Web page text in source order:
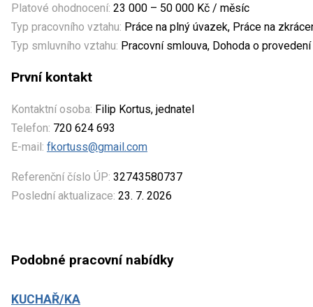
Platové ohodnocení: 23 000 – 50 000 Kč / měsíc
Typ pracovního vztahu: Práce na plný úvazek, Práce na
Typ smluvního vztahu: Pracovní smlouva, Dohoda o
První kontakt
Kontaktní osoba: Filip Kortus, jednatel
Telefon: 720 624 693
E-mail: fkortuss@gmail.com
Referenční číslo ÚP: 32743580737
Poslední aktualizace: 23. 7. 2026
Podobné pracovní nabídky
KUCHAŘ/KA